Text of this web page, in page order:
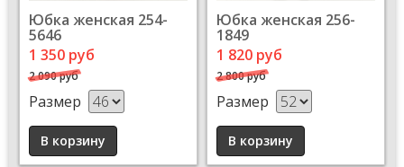
Юбка женская 254-
5646
1 350 руб
2 090 руб
Размер
Юбка женская 256-
1849
1 820 руб
2 800 руб
Размер